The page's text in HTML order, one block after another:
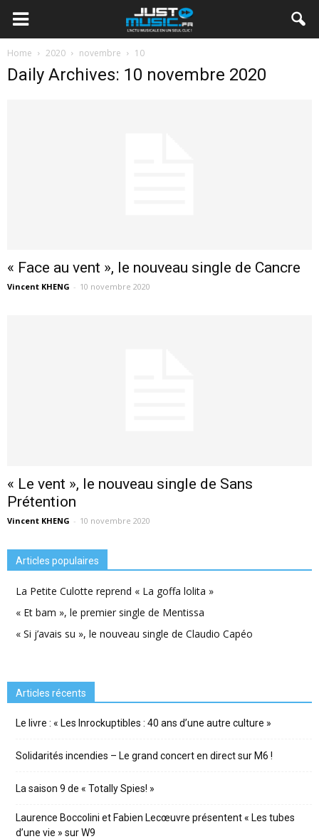
Home 2020 novembre 10
Daily Archives: 10 novembre 2020
« Face au vent », le nouveau single de Cancre
Vincent KHENG - 10 novembre 2020
« Le vent », le nouveau single de Sans
Prétention
Vincent KHENG - 10 novembre 2020
Articles populaires
La Petite Culotte reprend « La goffa lolita »
« Et bam », le premier single de Mentissa
« Si j’avais su », le nouveau single de Claudio Capéo
Articles récents
Le livre : « Les Inrockuptibles : 40 ans d’une autre culture »
Solidarités incendies – Le grand concert en direct sur M6 !
La saison 9 de « Totally Spies! »
Laurence Boccolini et Fabien Lecœuvre présentent « Les tubes
d’une vie » sur W9